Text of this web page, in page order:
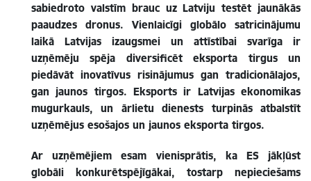
sabiedroto valstīm brauc uz Latviju testēt jaunākās
paaudzes dronus. Vienlaicīgi globālo satricinājumu
laikā Latvijas izaugsmei un attīstībai svarīga ir
uzņēmēju spēja diversificēt eksporta tirgus un
piedāvāt inovatīvus risinājumus gan tradicionālajos,
gan jaunos tirgos. Eksports ir Latvijas ekonomikas
mugurkauls, un ārlietu dienests turpinās atbalstīt
uzņēmējus esošajos un jaunos eksporta tirgos.
Ar uzņēmējiem esam vienisprātis, ka ES jākļūst
globāli konkurētspējīgākai, tostarp nepieciešams